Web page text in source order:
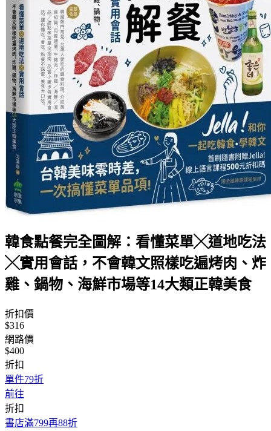
韓食點餐完全圖解：看懂菜單╳道地吃法
╳實用會話，不會韓文照樣吃遍烤肉、炸
雞、鍋物、海鮮市場等14大類正韓美食
折扣價
$316
網路價
$400
折扣
單件79折
前往
折扣
書店滿799再88折